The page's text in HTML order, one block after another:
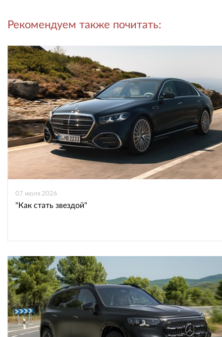
во
ВКонтакте
в
Одноклассниках
Рекомендуем также почитать:
07 июля 2026
"Как стать звездой"